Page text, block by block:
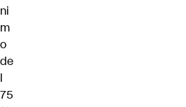
ni
m
o
de
l
75